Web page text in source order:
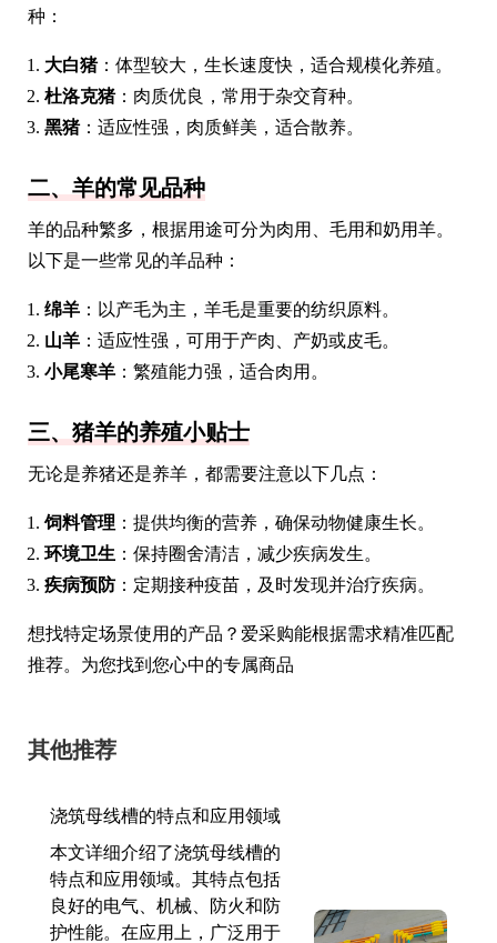
种：
大白猪：体型较大，生长速度快，适合规模化养殖。
杜洛克猪：肉质优良，常用于杂交育种。
黑猪：适应性强，肉质鲜美，适合散养。
二、羊的常见品种
羊的品种繁多，根据用途可分为肉用、毛用和奶用羊。
以下是一些常见的羊品种：
绵羊 ：以产毛为主，羊毛是重要的纺织原料。
山羊 ：适应性强，可用于产肉、产奶或皮毛。
小尾寒羊 ：繁殖能力强，适合肉用。
三、猪羊的养殖小贴士
无论是养猪还是养羊，都需要注意以下几点：
饲料管理 ：提供均衡的营养，确保动物健康生长。
环境卫生 ：保持圈舍清洁，减少疾病发生。
疾病预防：定期接种疫苗，及时发现并治疗疾病。
想找特定场景使用的产品？爱采购能根据需求精准匹配
推荐。为您找到您心中的专属商品
其他推荐
浇筑母线槽的特点和应用领域
本文详细介绍了浇筑母线槽的
特点和应用领域。其特点包括
良好的电气、机械、防火和防
护性能。在应用上，广泛用于